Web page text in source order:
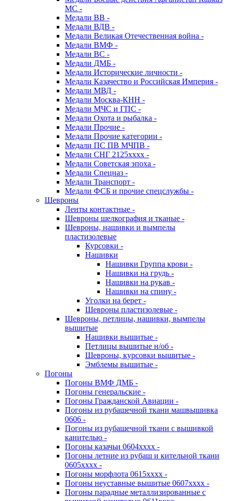
МС -
Медали ВВ -
Медали ВДВ -
Медали Великая Отечественная война -
Медали ВМФ -
Медали ВС -
Медали ДМБ -
Медали Исторические личности -
Медали Казачество и Российская Империя -
Медали МВД -
Медали Москва-КНН -
Медали МЧС и ГПС -
Медали Охота и рыбалка -
Медали Прочие -
Медали Прочие категории -
Медали ПС ПВ МЧПВ -
Медали СНГ 2125хххх -
Медали Советская эпоха -
Медали Спецназ -
Медали Транспорт -
Медали ФСБ и прочие спецслужбы -
Шевроны
Ленты контактные -
Шевроны шелкография и тканые -
Шевроны, нашивки и вымпелы
пластизолевые
Курсовки -
Нашивки
Нашивки Группа крови -
Нашивки на грудь -
Нашивки на рукав -
Нашивки на спину -
Уголки на берет -
Шевроны пластизолевые -
Шевроны, петлицы, нашивки, вымпелы
вышитые
Нашивки вышитые -
Петлицы вышитые н/об -
Шевроны, курсовки вышитые -
Эмблемы вышитые -
Погоны
Погоны ВМФ ДМБ -
Погоны генеральские -
Погоны Гражданской Авиации -
Погоны из рубашечной ткани машвышивка
0606 -
Погоны из рубашечной ткани с вышивкой
канителью -
Погоны казачьи 0604хххх -
Погоны летние из рубаш и кительной ткани
0605хххх -
Погоны морфлота 0615хххх -
Погоны неуставные вышитые 0607хххх -
Погоны парадные металлизированные с